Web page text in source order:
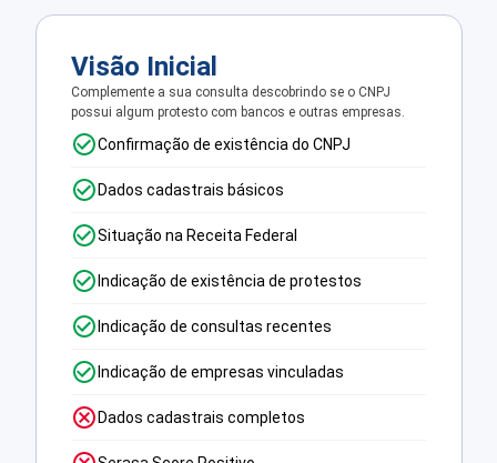
Visão Inicial
Complemente a sua consulta descobrindo se o CNPJ
possui algum protesto com bancos e outras empresas.
Confirmação de existência do CNPJ
Dados cadastrais básicos
Situação na Receita Federal
Indicação de existência de protestos
Indicação de consultas recentes
Indicação de empresas vinculadas
Dados cadastrais completos